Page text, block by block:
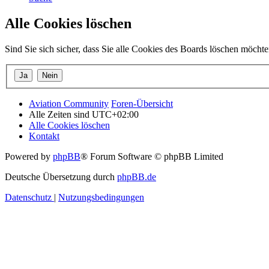
Alle Cookies löschen
Sind Sie sich sicher, dass Sie alle Cookies des Boards löschen
Aviation Community Foren-Übersicht
Alle Zeiten sind UTC+02:00
Alle Cookies löschen
Kontakt
Powered by phpBB® Forum Software © phpBB Limited
Deutsche Übersetzung durch phpBB.de
Datenschutz | Nutzungsbedingungen